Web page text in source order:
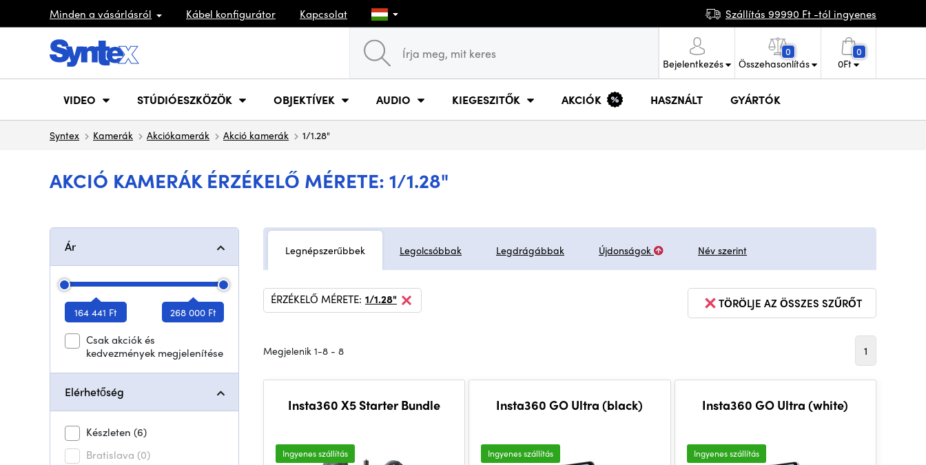
Minden a vásárlásról Kábel konfigurátor Kapcsolat Szállítás 99990 Ft -tól ingyenes
Bejelentkezés
0
Összehasonlítás
0
0Ft
VIDEO STÚDIÓESZKÖZÖK OBJEKTÍVEK AUDIO KIEGESZITŐK AKCIÓK HASZNÁLT GYÁRTÓK
Syntex Kamerák Akciókamerák Akció kamerák 1/1.28"
AKCIÓ KAMERÁK ÉRZÉKELŐ MÉRETE: 1/1.28"
Ár
164 441 Ft 268 000 Ft
Csak akciók és
kedvezmények megjelenítése
Elérhetőség
Készleten (6)
Bratislava (0)
Legnépszerűbbek Legolcsóbbak Legdrágábbak Újdonságok Név szerint
TÖRÖLJE AZ ÖSSZES SZŰRŐT
ÉRZÉKELŐ MÉRETE: 1/1.28"
Megjelenik 1-8 - 8 1
Insta360 X5 Starter Bundle
Ingyenes szállítás
Insta360 GO Ultra (black)
Ingyenes szállítás
Insta360 GO Ultra (white)
Ingyenes szállítás